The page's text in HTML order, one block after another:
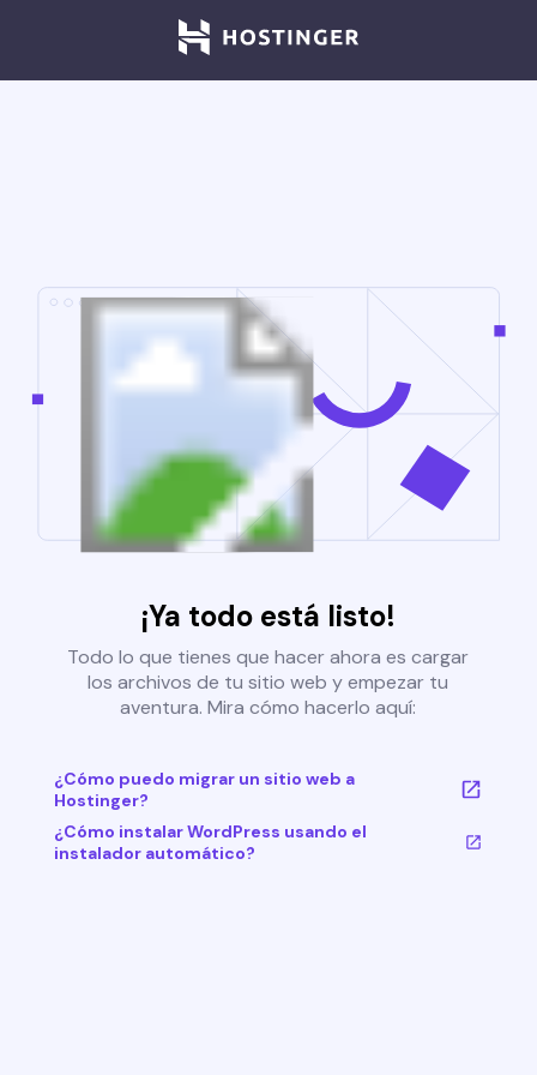
¡Ya todo está listo!
Todo lo que tienes que hacer ahora es cargar
los archivos de tu sitio web y empezar tu
aventura. Mira cómo hacerlo aquí:
¿Cómo puedo migrar un sitio web a
Hostinger?
¿Cómo instalar WordPress usando el
instalador automático?